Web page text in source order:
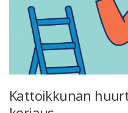
Kattoikkunan